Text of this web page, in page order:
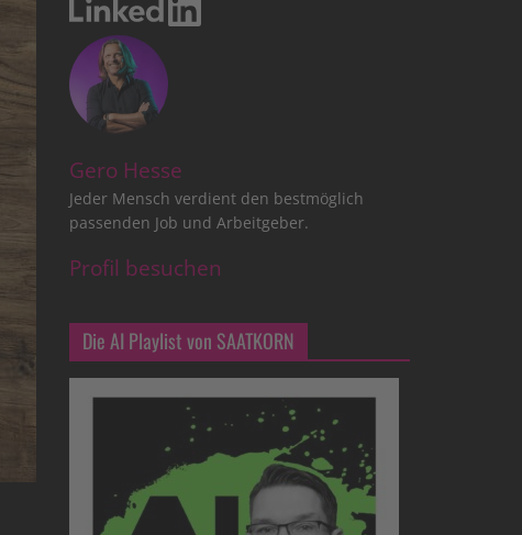
Gero Hesse
Jeder Mensch verdient den bestmöglich
passenden Job und Arbeitgeber.
Profil besuchen
Die AI Playlist von SAATKORN